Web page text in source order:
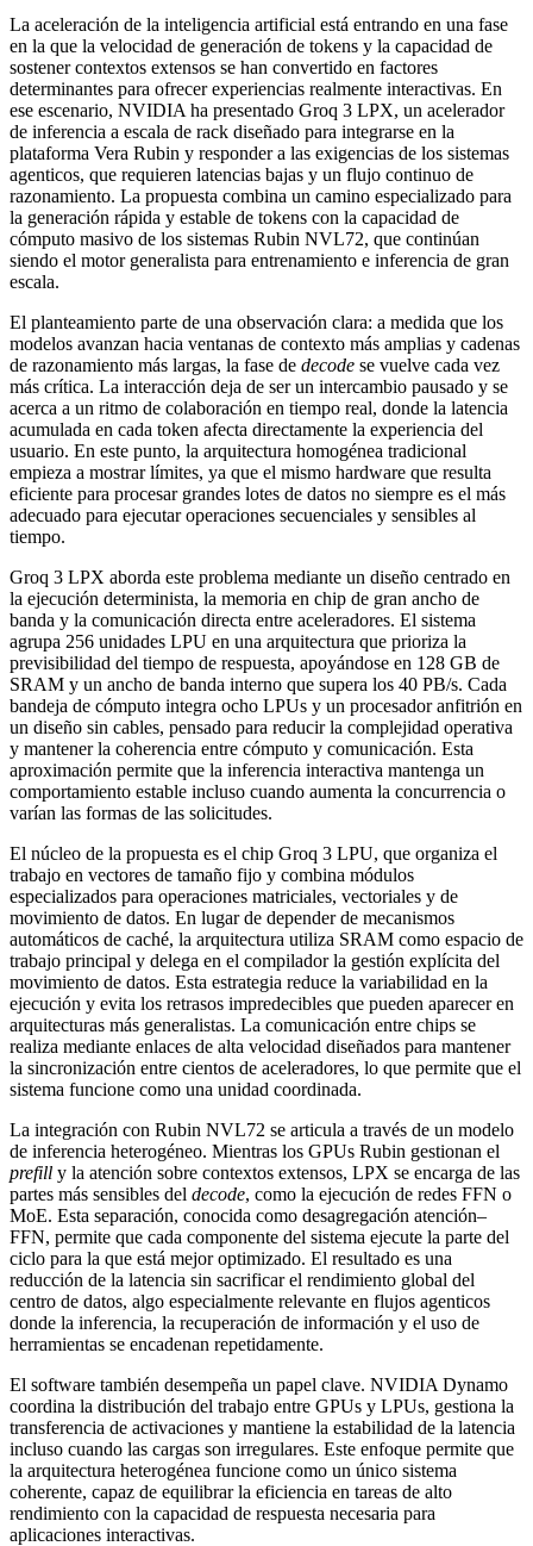
La aceleración de la inteligencia artificial está entrando en una fase
en la que la velocidad de generación de tokens y la capacidad de
sostener contextos extensos se han convertido en factores
determinantes para ofrecer experiencias realmente interactivas. En
ese escenario, NVIDIA ha presentado Groq 3 LPX, un acelerador
de inferencia a escala de rack diseñado para integrarse en la
plataforma Vera Rubin y responder a las exigencias de los sistemas
agenticos, que requieren latencias bajas y un flujo continuo de
razonamiento. La propuesta combina un camino especializado para
la generación rápida y estable de tokens con la capacidad de
cómputo masivo de los sistemas Rubin NVL72, que continúan
siendo el motor generalista para entrenamiento e inferencia de gran
escala.
El planteamiento parte de una observación clara: a medida que los
modelos avanzan hacia ventanas de contexto más amplias y cadenas
de razonamiento más largas, la fase de decode se vuelve cada vez
más crítica. La interacción deja de ser un intercambio pausado y se
acerca a un ritmo de colaboración en tiempo real, donde la latencia
acumulada en cada token afecta directamente la experiencia del
usuario. En este punto, la arquitectura homogénea tradicional
empieza a mostrar límites, ya que el mismo hardware que resulta
eficiente para procesar grandes lotes de datos no siempre es el más
adecuado para ejecutar operaciones secuenciales y sensibles al
tiempo.
Groq 3 LPX aborda este problema mediante un diseño centrado en
la ejecución determinista, la memoria en chip de gran ancho de
banda y la comunicación directa entre aceleradores. El sistema
agrupa 256 unidades LPU en una arquitectura que prioriza la
previsibilidad del tiempo de respuesta, apoyándose en 128 GB de
SRAM y un ancho de banda interno que supera los 40 PB/s. Cada
bandeja de cómputo integra ocho LPUs y un procesador anfitrión en
un diseño sin cables, pensado para reducir la complejidad operativa
y mantener la coherencia entre cómputo y comunicación. Esta
aproximación permite que la inferencia interactiva mantenga un
comportamiento estable incluso cuando aumenta la concurrencia o
varían las formas de las solicitudes.
El núcleo de la propuesta es el chip Groq 3 LPU, que organiza el
trabajo en vectores de tamaño fijo y combina módulos
especializados para operaciones matriciales, vectoriales y de
movimiento de datos. En lugar de depender de mecanismos
automáticos de caché, la arquitectura utiliza SRAM como espacio de
trabajo principal y delega en el compilador la gestión explícita del
movimiento de datos. Esta estrategia reduce la variabilidad en la
ejecución y evita los retrasos impredecibles que pueden aparecer en
arquitecturas más generalistas. La comunicación entre chips se
realiza mediante enlaces de alta velocidad diseñados para mantener
la sincronización entre cientos de aceleradores, lo que permite que el
sistema funcione como una unidad coordinada.
La integración con Rubin NVL72 se articula a través de un modelo
de inferencia heterogéneo. Mientras los GPUs Rubin gestionan el
prefill y la atención sobre contextos extensos, LPX se encarga de las
partes más sensibles del decode, como la ejecución de redes FFN o
MoE. Esta separación, conocida como desagregación atención–
FFN, permite que cada componente del sistema ejecute la parte del
ciclo para la que está mejor optimizado. El resultado es una
reducción de la latencia sin sacrificar el rendimiento global del
centro de datos, algo especialmente relevante en flujos agenticos
donde la inferencia, la recuperación de información y el uso de
herramientas se encadenan repetidamente.
El software también desempeña un papel clave. NVIDIA Dynamo
coordina la distribución del trabajo entre GPUs y LPUs, gestiona la
transferencia de activaciones y mantiene la estabilidad de la latencia
incluso cuando las cargas son irregulares. Este enfoque permite que
la arquitectura heterogénea funcione como un único sistema
coherente, capaz de equilibrar la eficiencia en tareas de alto
rendimiento con la capacidad de respuesta necesaria para
aplicaciones interactivas.